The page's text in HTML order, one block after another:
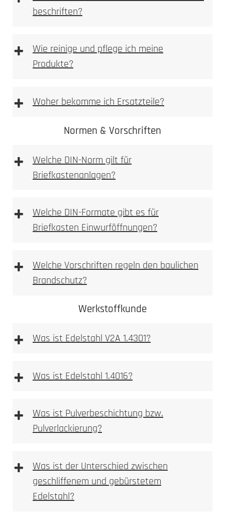
beschriften?
Vorlage Sicherheits Namensschild Typ 1 [PDF
+
Wie reinige und pflege ich meine
Produkte?
+ Woher bekomme ich Ersatzteile?
Ersatzteilshop
Normen & Vorschriften
+
Welche DIN-Norm gilt für
Briefkastenanlagen?
+
Welche DIN-Formate gibt es für
Briefkasten Einwurföffnungen?
+
Welche Vorschriften regeln den baulichen
Brandschutz?
Werkstoffkunde
+ Was ist Edelstahl V2A 1.4301?
+ Was ist Edelstahl 1.4016?
Gegensatz zum austenitischen Stahlsorten stark
magnetisch.
+
Was ist Pulverbeschichtung bzw.
Pulverlackierung?
+
Was ist der Unterschied zwischen
geschliffenem und gebürstetem
Edelstahl?